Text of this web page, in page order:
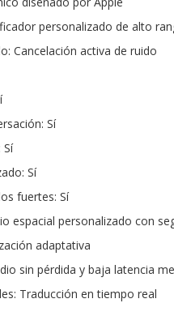
personalizado de alto
Cancelación activa de ruido
Sí
Sí
fuertes: Sí
espacial personalizado con
adaptativa
sin pérdida y baja latencia
Traducción en tiempo real